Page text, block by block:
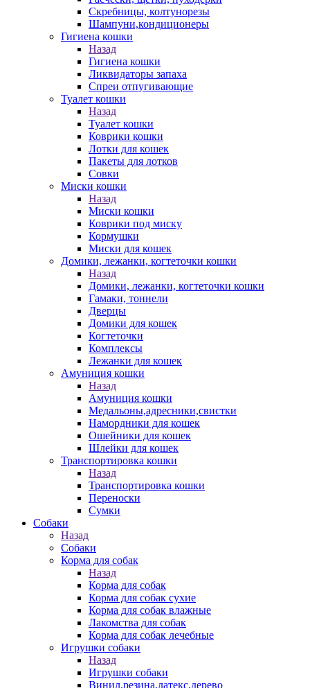
Скребницы, колтунорезы
Шампуни,кондиционеры
Гигиена кошки
Назад
Гигиена кошки
Ликвидаторы запаха
Спреи отпугивающие
Туалет кошки
Назад
Туалет кошки
Коврики кошки
Лотки для кошек
Пакеты для лотков
Совки
Миски кошки
Назад
Миски кошки
Коврики под миску
Кормушки
Миски для кошек
Домики, лежанки, когтеточки кошки
Назад
Домики, лежанки, когтеточки кошки
Гамаки, тоннели
Дверцы
Домики для кошек
Когтеточки
Комплексы
Лежанки для кошек
Амуниция кошки
Назад
Амуниция кошки
Медальоны,адресники,свистки
Намордники для кошек
Ошейники для кошек
Шлейки для кошек
Транспортировка кошки
Назад
Транспортировка кошки
Переноски
Сумки
Собаки
Назад
Собаки
Корма для собак
Назад
Корма для собак
Корма для собак сухие
Корма для собак влажные
Лакомства для собак
Корма для собак лечебные
Игрушки собаки
Назад
Игрушки собаки
Винил,резина,латекс,дерево